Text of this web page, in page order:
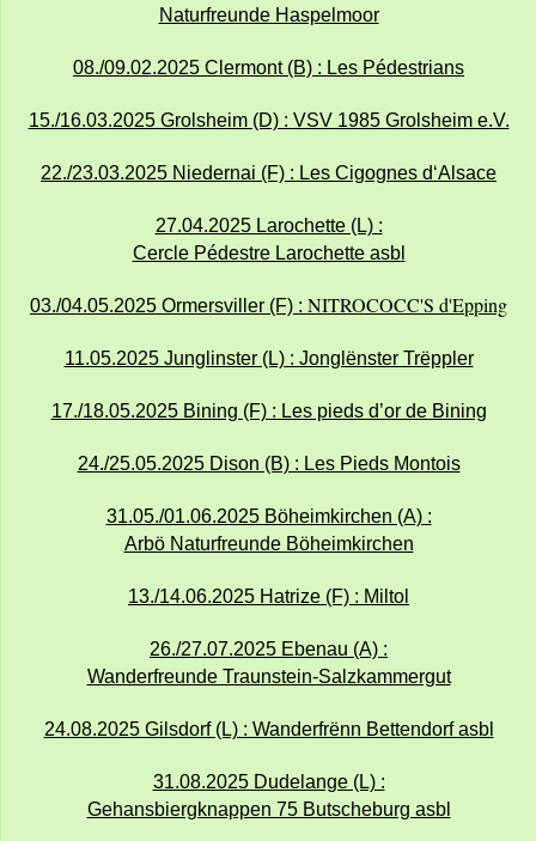
Naturfreunde Haspelmoor
08./09.02.2025 Clermont (B) : Les Pédestrians
15./16.03.2025 Grolsheim (D) : VSV 1985 Grolsheim e.V.
22./23.03.2025 Niedernai (F) : Les Cigognes d‘Alsace
27.04.2025 Larochette (L) :
Cercle Pédestre Larochette asbl
03./04.05.2025 Ormersviller (F) : NITROCOCC'S d'Epping
11.05.2025 Junglinster (L) : Jonglënster Trëppler
17./18.05.2025 Bining (F) : Les pieds d’or de Bining
24./25.05.2025 Dison (B) : Les Pieds Montois
31.05./01.06.2025 Böheimkirchen (A) :
Arbö Naturfreunde Böheimkirchen
13./14.06.2025 Hatrize (F) : Miltol
26./27.07.2025 Ebenau (A) :
Wanderfreunde Traunstein-Salzkammergut
24.08.2025 Gilsdorf (L) : Wanderfrënn Bettendorf asbl
31.08.2025 Dudelange (L) :
Gehansbiergknappen 75 Butscheburg asbl